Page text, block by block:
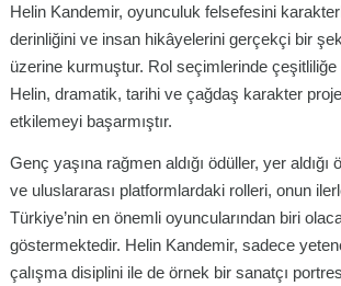
Helin Kandemir, oyunculuk felsefesini
derinliğini ve insan hikâyelerini gerçekçi bir
üzerine kurmuştur. Rol seçimlerinde
Helin, dramatik, tarihi ve çağdaş karakter
etkilemeyi başarmıştır.
Genç yaşına rağmen aldığı ödüller, yer aldığı
ve uluslararası platformlardaki rolleri, onun
Türkiye’nin en önemli oyuncularından biri
göstermektedir. Helin Kandemir, sadece
çalışma disiplini ile de örnek bir sanatçı